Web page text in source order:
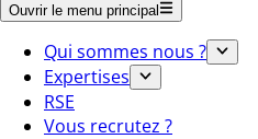
Ouvrir le menu principal
Qui sommes nous ?
Expertises
RSE
Vous recrutez ?